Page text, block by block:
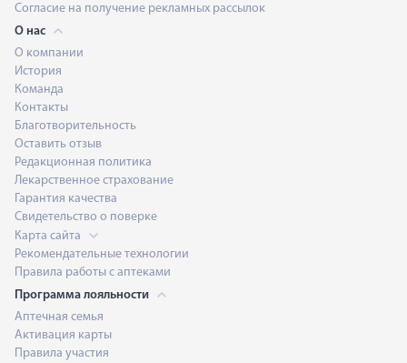
Согласие на получение рекламных рассылок
О нас
О компании
История
Команда
Контакты
Благотворительность
Оставить отзыв
Редакционная политика
Лекарственное страхование
Гарантия качества
Свидетельство о поверке
Карта сайта
Рекомендательные технологии
Правила работы с аптеками
Программа лояльности
Аптечная семья
Активация карты
Правила участия